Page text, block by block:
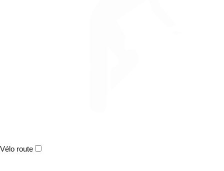
Vélo route